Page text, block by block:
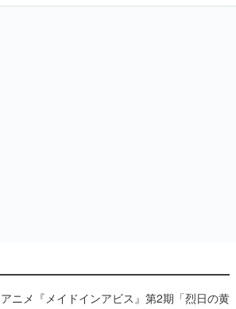
アニメ『メイドインアビス』第2期「烈日の黄